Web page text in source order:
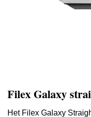
Filex Galaxy
Het Filex Galaxy